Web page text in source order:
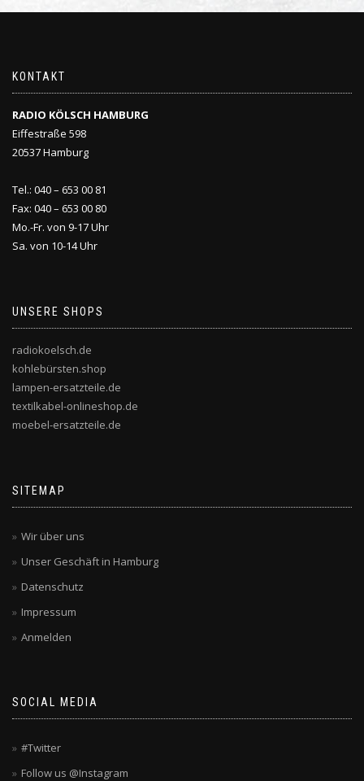
KONTAKT
RADIO KÖLSCH HAMBURG
Eiffestraße 598
20537 Hamburg
Tel.: 040 – 653 00 81
Fax: 040 – 653 00 80
Mo.-Fr. von 9-17 Uhr
Sa. von 10-14 Uhr
UNSERE SHOPS
radiokoelsch.de
kohlebürsten.shop
lampen-ersatzteile.de
textilkabel-onlineshop.de
moebel-ersatzteile.de
SITEMAP
Wir über uns
Unser Geschäft in Hamburg
Datenschutz
Impressum
Anmelden
SOCIAL MEDIA
#Twitter
Follow us @Instagram